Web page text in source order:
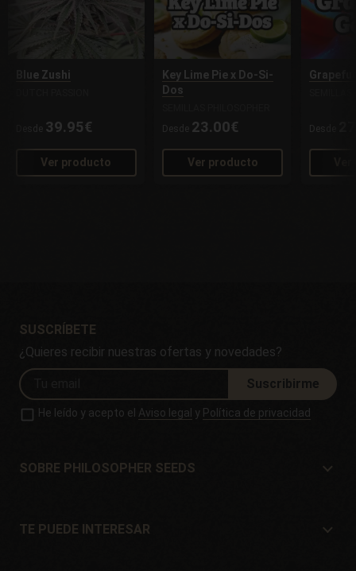
Blue Zushi
Desde 39.95€
Ver producto
Key Lime Pie x Do-Si-
Dos
Desde 23.00€
Ver producto
Desde
SUSCRÍBETE
¿Quieres recibir nuestras ofertas y novedades?
Suscribirme
He leído y acepto el Aviso legal y Política de privacidad
SOBRE PHILOSOPHER SEEDS
Situación y Contacto
TE PUEDE INTERESAR